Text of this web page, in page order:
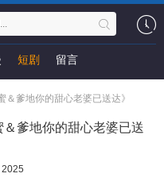
短剧 留言
＆爹地你的甜心老婆已送达》
爹地你的甜心老婆已送
2025